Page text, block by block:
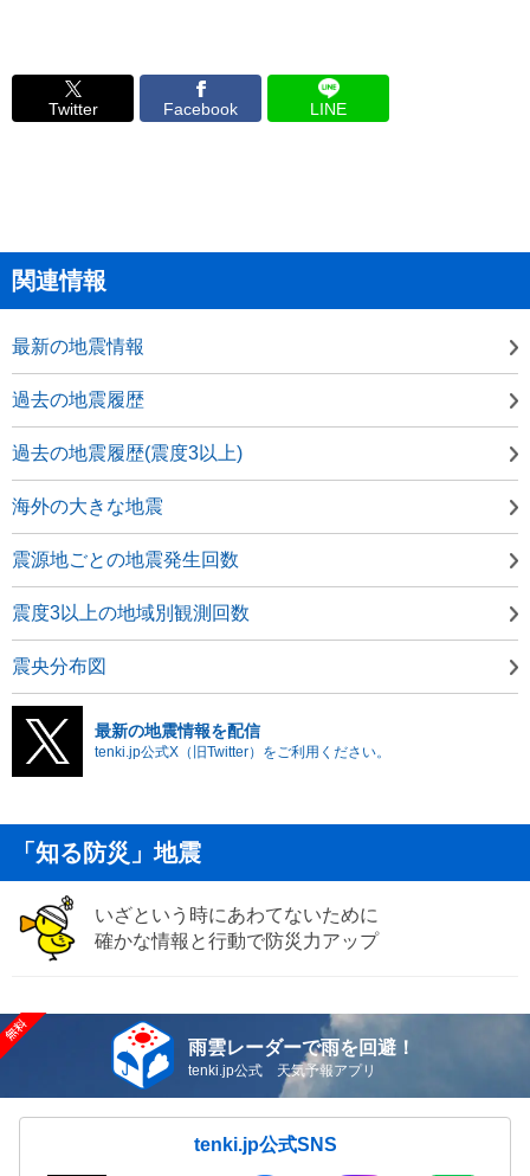
Twitter Facebook LINE
関連情報
最新の地震情報
過去の地震履歴
過去の地震履歴(震度3以上)
海外の大きな地震
震源地ごとの地震発生回数
震度3以上の地域別観測回数
震央分布図
最新の地震情報を配信
tenki.jp公式X（旧Twitter）をご利用ください。
「知る防災」地震
いざという時にあわてないために
確かな情報と行動で防災力アップ
雨雲レーダーで雨を回避！
tenki.jp公式 天気予報アプリ
tenki.jp公式SNS